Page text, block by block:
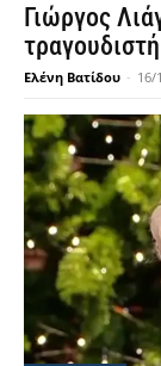
Γιώργος
Ελένη Βατίδου - 16/